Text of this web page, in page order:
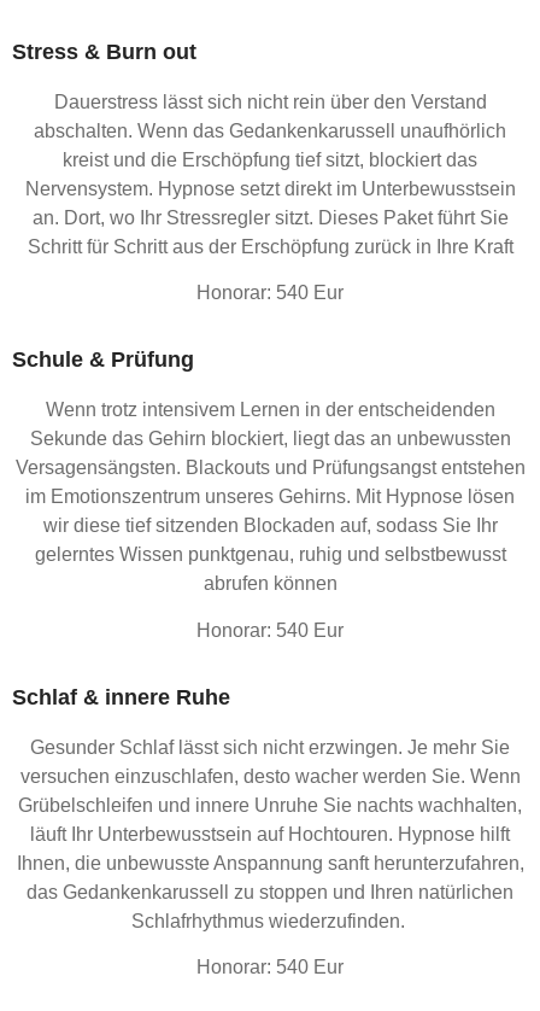
Stress & Burn out
Dauerstress lässt sich nicht rein über den Verstand
abschalten. Wenn das Gedankenkarussell unaufhörlich
kreist und die Erschöpfung tief sitzt, blockiert das
Nervensystem. Hypnose setzt direkt im Unterbewusstsein
an. Dort, wo Ihr Stressregler sitzt. Dieses Paket führt Sie
Schritt für Schritt aus der Erschöpfung zurück in Ihre Kraft
Honorar: 540 Eur
Schule & Prüfung
Wenn trotz intensivem Lernen in der entscheidenden
Sekunde das Gehirn blockiert, liegt das an unbewussten
Versagensängsten. Blackouts und Prüfungsangst entstehen
im Emotionszentrum unseres Gehirns. Mit Hypnose lösen
wir diese tief sitzenden Blockaden auf, sodass Sie Ihr
gelerntes Wissen punktgenau, ruhig und selbstbewusst
abrufen können
Honorar: 540 Eur
Schlaf & innere Ruhe
Gesunder Schlaf lässt sich nicht erzwingen. Je mehr Sie
versuchen einzuschlafen, desto wacher werden Sie. Wenn
Grübelschleifen und innere Unruhe Sie nachts wachhalten,
läuft Ihr Unterbewusstsein auf Hochtouren. Hypnose hilft
Ihnen, die unbewusste Anspannung sanft herunterzufahren,
das Gedankenkarussell zu stoppen und Ihren natürlichen
Schlafrhythmus wiederzufinden.
Honorar: 540 Eur